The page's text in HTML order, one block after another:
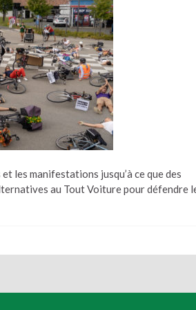
les manifestations jusqu’à ce que des
au Tout Voiture pour défendre